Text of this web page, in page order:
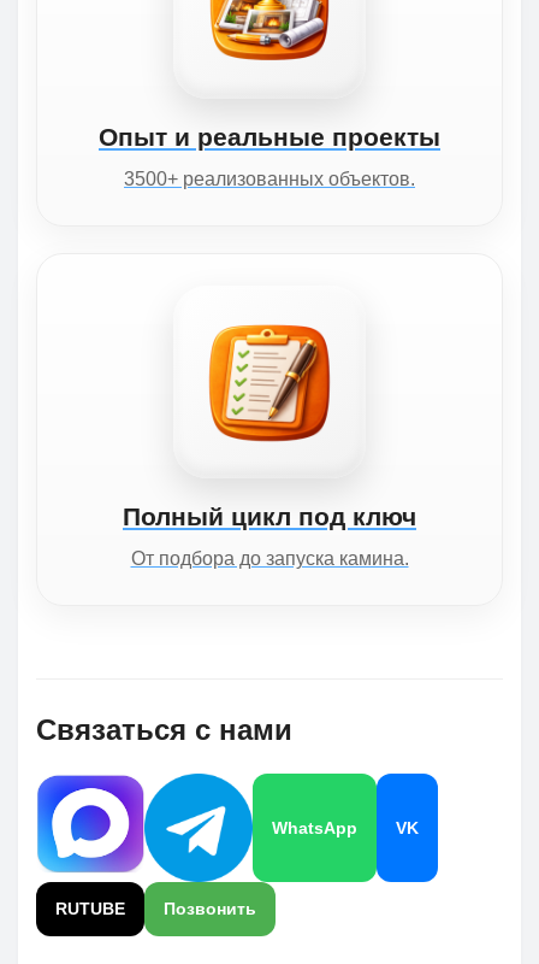
Опыт и реальные проекты
3500+ реализованных объектов.
Полный цикл под ключ
От подбора до запуска камина.
Связаться с нами
WhatsApp VK
RUTUBE Позвонить